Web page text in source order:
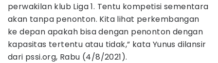
perwakilan klub Liga 1. Tentu kompetisi sementara
akan tanpa penonton. Kita lihat perkembangan
ke depan apakah bisa dengan penonton dengan
kapasitas tertentu atau tidak,” kata Yunus dilansir
dari pssi.org, Rabu (4/8/2021).